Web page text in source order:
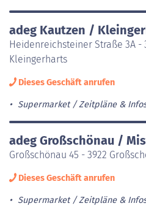
adeg Kautzen /
Heidenreichsteiner Straße 3A -
Kleingerharts
Dieses Geschäft anrufen
Supermarket Zeitpläne &
adeg Großschönau /
Großschönau 45 - 3922
Dieses Geschäft anrufen
Supermarket Zeitpläne &